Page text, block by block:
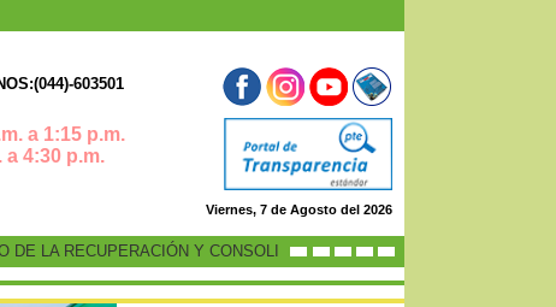
603501
a 1:15 p.m.
p.m.
Viernes, 7 de Agosto del 2026
LA RECUPERACIÓN Y CONSOLIDACIÓN DE LA ECONOMÍA PERUANA”